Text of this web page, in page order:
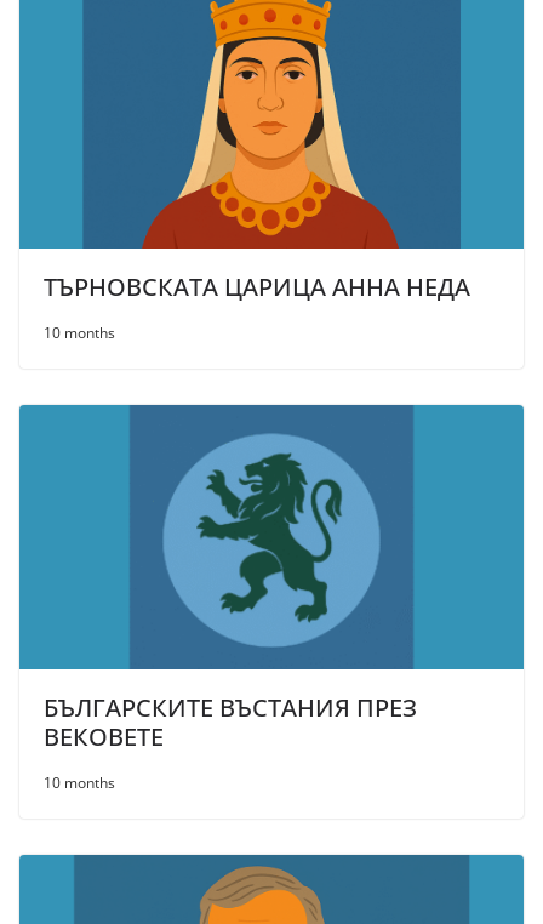
ТЪРНОВСКАТА ЦАРИЦА АННА НЕДА
10 months
БЪЛГАРСКИТЕ ВЪСТАНИЯ ПРЕЗ
ВЕКОВЕТЕ
10 months